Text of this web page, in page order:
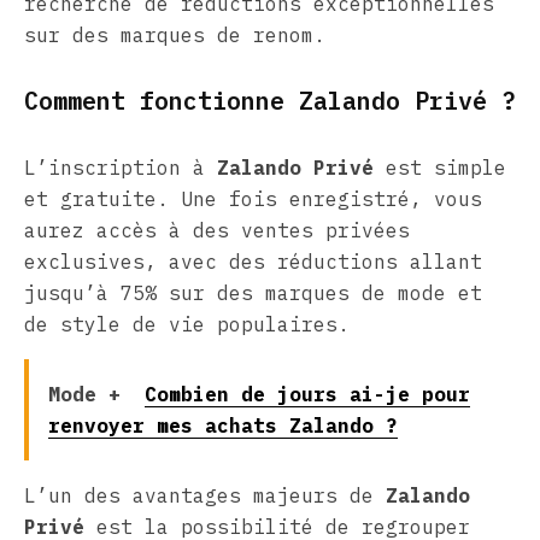
sur des marques de renom.
Comment fonctionne Zalando Privé ?
L’inscription à Zalando Privé est simple
et gratuite. Une fois enregistré, vous
aurez accès à des ventes privées
exclusives, avec des réductions allant
jusqu’à 75% sur des marques de mode et
de style de vie populaires.
Mode +
Combien de jours ai-je pour
renvoyer mes achats Zalando ?
L’un des avantages majeurs de Zalando
Privé est la possibilité de regrouper